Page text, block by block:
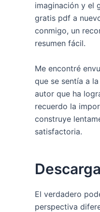
imaginación y el
gratis pdf a
conmigo, un
resumen fácil.
Me encontré
que se sentía a
autor que ha
recuerdo la
construye
satisfactoria.
El verdadero
perspectiva